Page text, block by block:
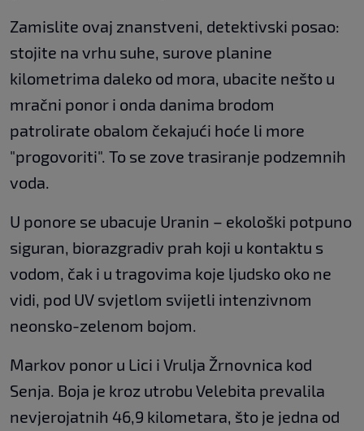
Zamislite ovaj znanstveni, detektivski posao:
stojite na vrhu suhe, surove planine
kilometrima daleko od mora, ubacite nešto u
mračni ponor i onda danima brodom
patrolirate obalom čekajući hoće li more
"progovoriti". To se zove trasiranje podzemnih
voda.
U ponore se ubacuje Uranin – ekološki potpuno
siguran, biorazgradiv prah koji u kontaktu s
vodom, čak i u tragovima koje ljudsko oko ne
vidi, pod UV svjetlom svijetli intenzivnom
neonsko-zelenom bojom.
Markov ponor u Lici i Vrulja Žrnovnica kod
Senja. Boja je kroz utrobu Velebita prevalila
nevjerojatnih 46,9 kilometara, što je jedna od